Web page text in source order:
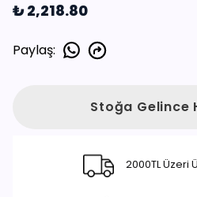
₺ 2,218.80
Paylaş:
Stoğa Gelince
2000TL Üzeri